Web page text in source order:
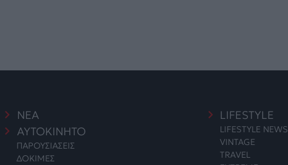
ΝΕΑ
ΑΥΤΟΚΙΝΗΤΟ
ΠΑΡΟΥΣΙΑΣΕΙΣ
ΔΟΚΙΜΕΣ
LIFESTYLE
LIFESTYLE NEWS
VINTAGE
TRAVEL